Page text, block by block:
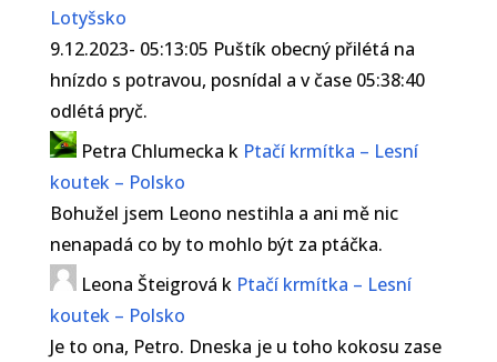
Lotyšsko
9.12.2023- 05:13:05 Puštík obecný přilétá na
hnízdo s potravou, posnídal a v čase 05:38:40
odlétá pryč.
Petra Chlumecka k Ptačí krmítka – Lesní
koutek – Polsko
Bohužel jsem Leono nestihla a ani mě nic
nenapadá co by to mohlo být za ptáčka.
Leona Šteigrová k Ptačí krmítka – Lesní
koutek – Polsko
Je to ona, Petro. Dneska je u toho kokosu zase